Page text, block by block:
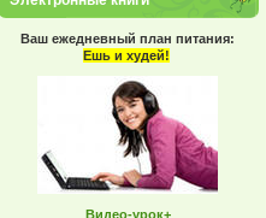
Ваш ежедневный план питания:
Ешь и худей!
Видео-урок+